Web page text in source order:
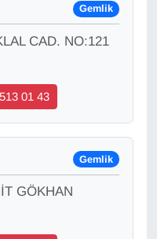
Gemlik
CAD. NO:121
01 43
Gemlik
GÖKHAN